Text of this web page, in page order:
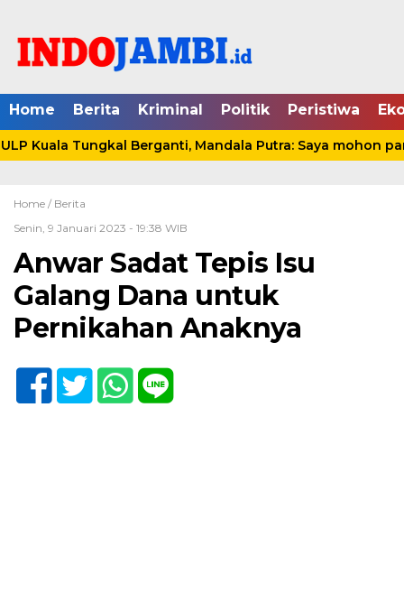
Home Berita Kriminal Politik Peristiwa
Kuala Tungkal Berganti, Mandala Putra: Saya mohon
Home / Berita
Senin, 9 Januari 2023 - 19:38 WIB
Anwar Sadat Tepis Isu
Galang Dana untuk
Pernikahan Anaknya